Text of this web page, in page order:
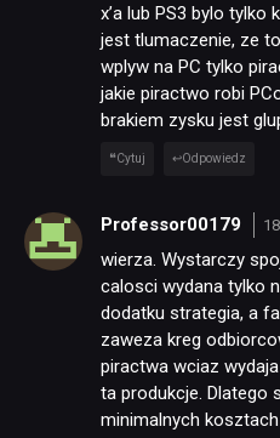
x’a lub PS3 bylo
jest tlumaczenie, ze
wplyw na PC tylko
jakie piractwo robi
brakiem zysku jest
Cytuj Odpowiedz
Professor00179
wierza. Wystarczy
calosci wydana tylko
dodatku strategia, a
zaweza kreg
piractwa wciaz
ta produkcje. Dlatego
minimalnych